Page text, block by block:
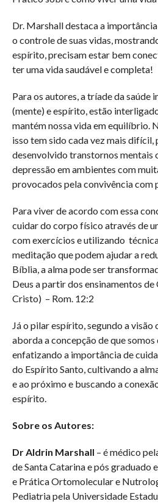
Dr. Marshall destaca a
o controle de suas vidas,
espírito, precisam estar bem
ter uma vida saudável e completa!
Para os autores, a tríade da saúde
(mente) e espírito, estão
mantém nossa vida em equilíbrio.
isso tem sido cada vez mais difícil,
desenvolvido transtornos mentais
depressão em ambientes com
provocados pela convivência com
Para viver de acordo com essa
cuidar do corpo físico através de
com exercícios e utilizando
meditação que podem ajudar a
Bíblia, a alma pode ser
Deus a partir dos ensinamentos
Cristo) – Rom. 12:2
Já o pilar espírito, segundo a
aborda a concepção de que
enfatizando a importância de
do Espírito Santo, cultivando a
e ao próximo e buscando a
espírito.
Sobre os Autores:
Dr Aldrin Marshall – é médico
de Santa Catarina e pós graduado
e Prática Ortomolecular e
Pediatria pela Universidade